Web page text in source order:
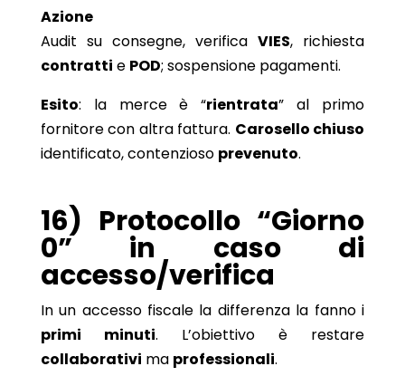
Azione
Audit su consegne, verificaVIES, richiesta
contratti e POD; sospensione pagamenti.
Esito: la merce è “rientrata” al primo
fornitore con altra fattura. Carosello chiuso
identificato, contenzioso prevenuto.
16) Protocollo “Giorno
0” in caso di
accesso/verifica
In un accesso fiscale la differenza la fanno i
primi minuti. L’obiettivo è restare
collaborativi ma professionali.